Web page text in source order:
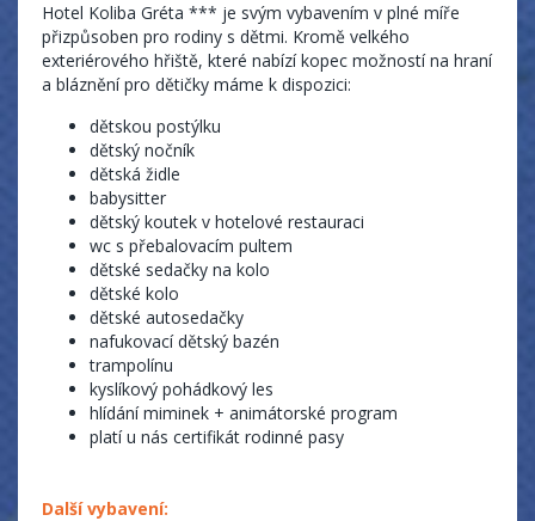
Hotel Koliba Gréta *** je svým vybavením v plné míře
přizpůsoben pro rodiny s dětmi. Kromě velkého
exteriérového hřiště, které nabízí kopec možností na hraní
a bláznění pro dětičky máme k dispozici:
dětskou postýlku
dětský nočník
dětská židle
babysitter
dětský koutek v hotelové restauraci
wc s přebalovacím pultem
dětské sedačky na kolo
dětské kolo
dětské autosedačky
nafukovací dětský bazén
trampolínu
kyslíkový pohádkový les
hlídání miminek + animátorské program
platí u nás certifikát rodinné pasy
Další vybavení: